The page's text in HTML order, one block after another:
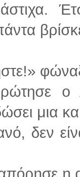
ο
μια
δεν
απόρησε